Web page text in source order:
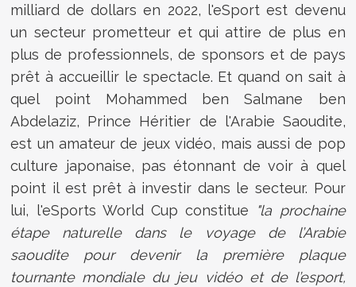
milliard de dollars en 2022, l'eSport est devenu
un secteur prometteur et qui attire de plus en
plus de professionnels, de sponsors et de pays
prêt à accueillir le spectacle. Et quand on sait à
quel point Mohammed ben Salmane ben
Abdelaziz, Prince Héritier de l'Arabie Saoudite,
est un amateur de jeux vidéo, mais aussi de pop
culture japonaise, pas étonnant de voir à quel
point il est prêt à investir dans le secteur. Pour
lui, l'eSports World Cup constitue
"la prochaine
étape naturelle dans le voyage de l’Arabie
saoudite pour devenir la première plaque
tournante mondiale du jeu vidéo et de l’esport,